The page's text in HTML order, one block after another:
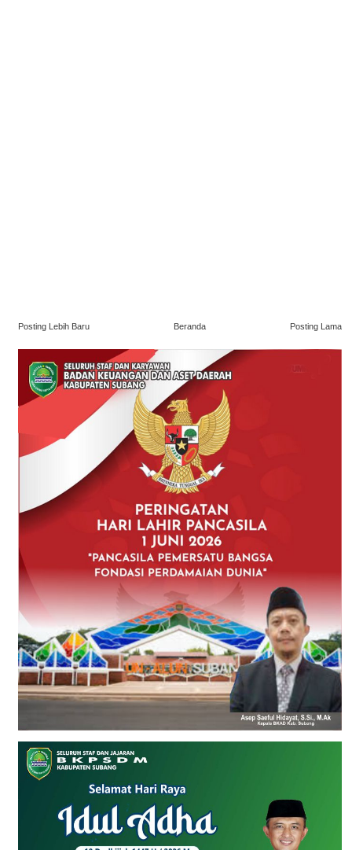
Posting Lebih Baru Posting Lama
Beranda